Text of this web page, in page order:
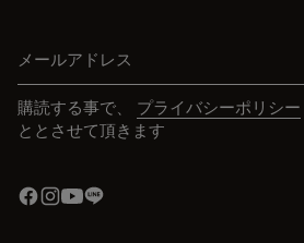
購読する事で、 プライバシーポリシー
ととさせて頂きます